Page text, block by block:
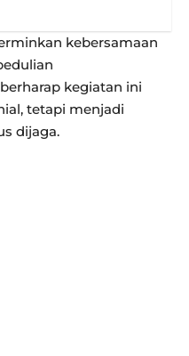
kebersamaan
kegiatan ini
tetapi menjadi
dijaga.